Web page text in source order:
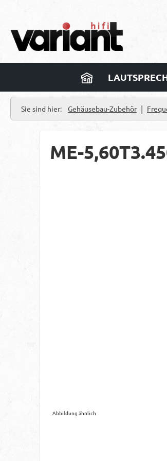
Sie sind hier: Gehäusebau-Zubehör |
ME-
Abbildung ähnlich